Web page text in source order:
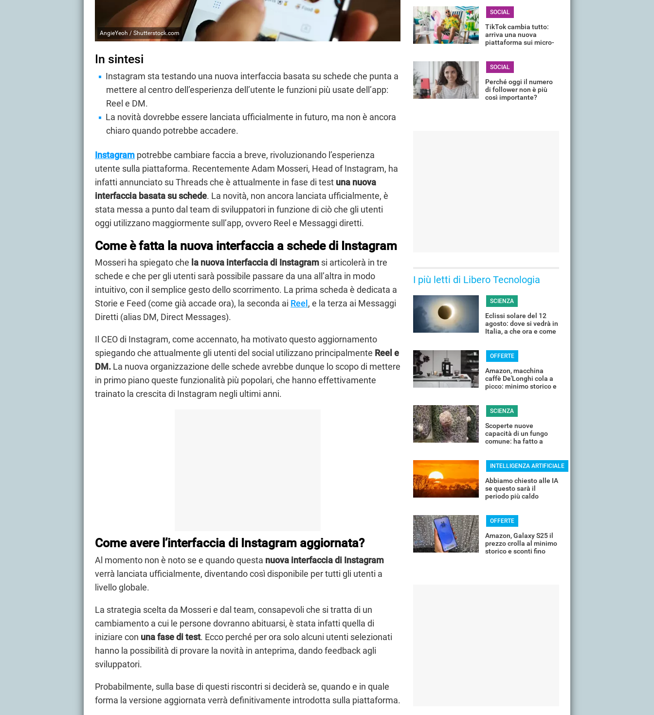
AngieYeoh / Shutterstock.com
In sintesi
Instagram sta testando una nuova interfaccia basata su schede che punta a
mettere al centro dell’esperienza dell’utente le funzioni più usate dell’app:
Reel e DM.
La novità dovrebbe essere lanciata ufficialmente in futuro, ma non è ancora
chiaro quando potrebbe accadere.
Instagram potrebbe cambiare faccia a breve, rivoluzionando l’esperienza
utente sulla piattaforma. Recentemente Adam Mosseri, Head of Instagram, ha
infatti annunciato su Threads che è attualmente in fase di test una nuova
interfaccia basata su schede. La novità, non ancora lanciata ufficialmente, è
stata messa a punto dal team di sviluppatori in funzione di ciò che gli utenti
oggi utilizzano maggiormente sull’app, ovvero Reel e Messaggi diretti.
Come è fatta la nuova interfaccia a schede di Instagram
Mosseri ha spiegato che la nuova interfaccia di Instagram si articolerà in tre
schede e che per gli utenti sarà possibile passare da una all’altra in modo
intuitivo, con il semplice gesto dello scorrimento. La prima scheda è dedicata a
Storie e Feed (come già accade ora), la seconda ai Reel , e la terza ai Messaggi
Diretti (alias DM, Direct Messages).
Il CEO di Instagram, come accennato, ha motivato questo aggiornamento
spiegando che attualmente gli utenti del social utilizzano principalmente Reel e
DM. La nuova organizzazione delle schede avrebbe dunque lo scopo di mettere
in primo piano queste funzionalità più popolari, che hanno effettivamente
trainato la crescita di Instagram negli ultimi anni.
Come avere l’interfaccia di Instagram aggiornata?
Al momento non è noto se e quando questa nuova interfaccia di Instagram
verrà lanciata ufficialmente, diventando così disponibile per tutti gli utenti a
livello globale.
La strategia scelta da Mosseri e dal team, consapevoli che si tratta di un
cambiamento a cui le persone dovranno abituarsi, è stata infatti quella di
iniziare con una fase di test. Ecco perché per ora solo alcuni utenti selezionati
hanno la possibilità di provare la novità in anteprima, dando feedback agli
sviluppatori.
Probabilmente, sulla base di questi riscontri si deciderà se, quando e in quale
forma la versione aggiornata verrà definitivamente introdotta sulla piattaforma.
SOCIAL
TikTok cambia tutto:
arriva una nuova
piattaforma sui micro-
SOCIAL
Perché oggi il numero
di follower non è più
così importante?
I più letti di Libero Tecnologia
SCIENZA
Eclissi solare del 12
agosto: dove si vedrà in
Italia, a che ora e come
OFFERTE
Amazon, macchina
caffè De'Longhi cola a
picco: minimo storico e
SCIENZA
Scoperte nuove
capacità di un fungo
comune: ha fatto a
INTELLIGENZA ARTIFICIALE
Abbiamo chiesto alle IA
se questo sarà il
periodo più caldo
OFFERTE
Amazon, Galaxy S25 il
prezzo crolla al minimo
storico e sconti fino